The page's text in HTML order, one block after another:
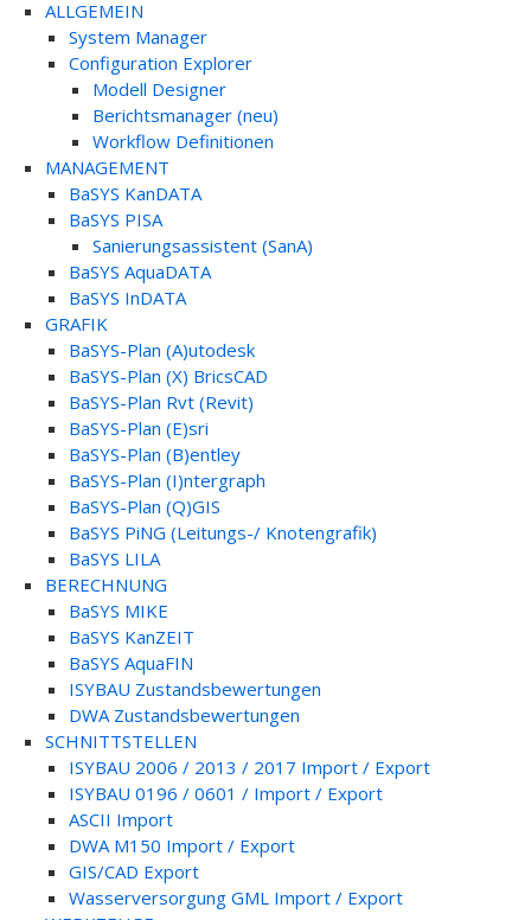
ALLGEMEIN
System Manager
Configuration Explorer
Modell Designer
Berichtsmanager (neu)
Workflow Definitionen
MANAGEMENT
BaSYS KanDATA
BaSYS PISA
Sanierungsassistent (SanA)
BaSYS AquaDATA
BaSYS InDATA
GRAFIK
BaSYS-Plan (A)utodesk
BaSYS-Plan (X) BricsCAD
BaSYS-Plan Rvt (Revit)
BaSYS-Plan (E)sri
BaSYS-Plan (B)entley
BaSYS-Plan (I)ntergraph
BaSYS-Plan (Q)GIS
BaSYS PiNG (Leitungs-/ Knotengrafik)
BaSYS LILA
BERECHNUNG
BaSYS MIKE
BaSYS KanZEIT
BaSYS AquaFIN
ISYBAU Zustandsbewertungen
DWA Zustandsbewertungen
SCHNITTSTELLEN
ISYBAU 2006 / 2013 / 2017 Import / Export
ISYBAU 0196 / 0601 / Import / Export
ASCII Import
DWA M150 Import / Export
GIS/CAD Export
Wasserversorgung GML Import / Export